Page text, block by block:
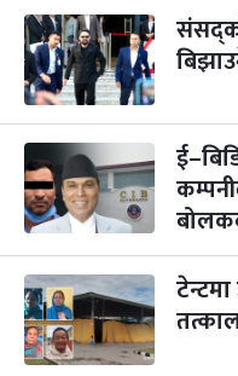
३
मंगल
महानवमी
कार्तिक ३, २०८३-Oct
४
बुध कार्तिक ४, २०८३ -Oct
५
बिहि
पापा‌ङ्कुशा एकादशी
कार्तिक ५, २०८३-Oct
२२
आइत
कुकुर तिहार
कार्तिक २२, २०८३-Nov
गाई पूजा